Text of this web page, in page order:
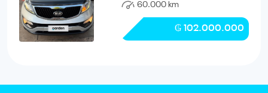
60.000 km
₲ 102.000.000